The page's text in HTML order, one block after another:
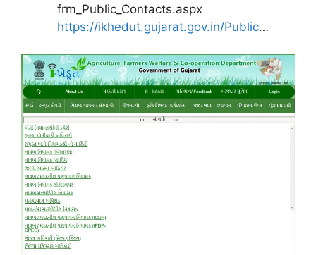
frm_Public_Contacts.aspx
https://ikhedut.gujarat.gov.in/Public…